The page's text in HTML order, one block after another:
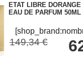
ETAT LIBRE
EAU DE PARFUM 50ML
149,34 €